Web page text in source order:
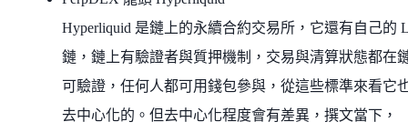
Hyperliquid 是鏈上的永續合約交易所，它還有自己的
鏈，鏈上有驗證者與質押機制，交易與清算狀態都在
可驗證，任何人都可用錢包參與，從這些標準來看它
去中心化的。但去中心化程度會有差異，撰文當下，